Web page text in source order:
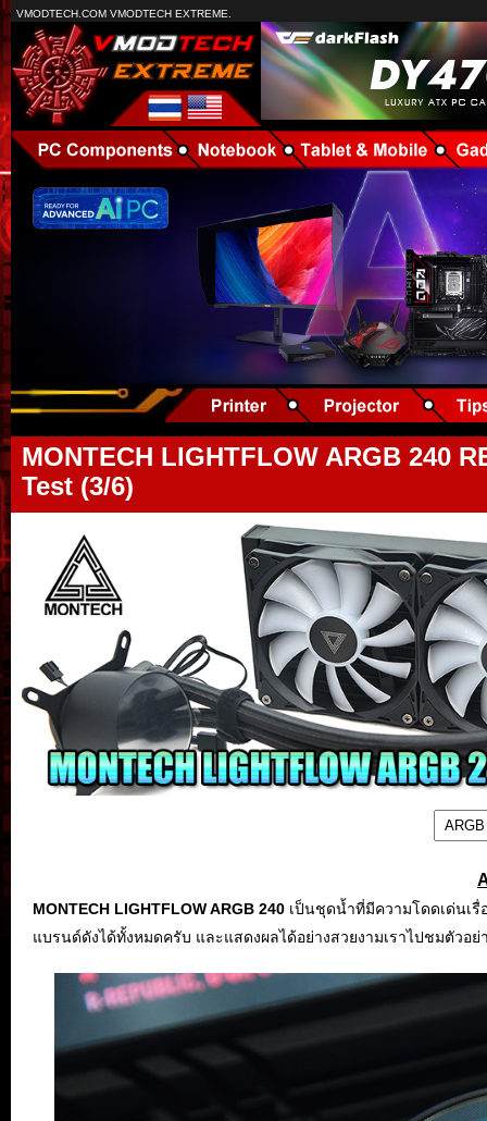
VMODTECH.COM VMODTECH EXTREME.
MONTECH LIGHTFLOW ARGB 240
Test (3/6)
MONTECH LIGHTFLOW ARGB 240 เป็นชุดน้ำที่มีความโดดเด่นเรื่
แบรนด์ดังได้ทั้งหมดครับ และแสดงผลได้อย่างสวยงามเราไปชมตัวอย่